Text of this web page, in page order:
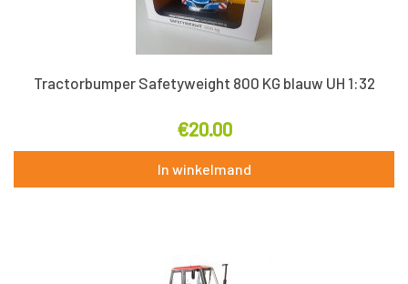
Tractorbumper Safetyweight 800 KG blauw UH 1:32
€20.00
In winkelmand